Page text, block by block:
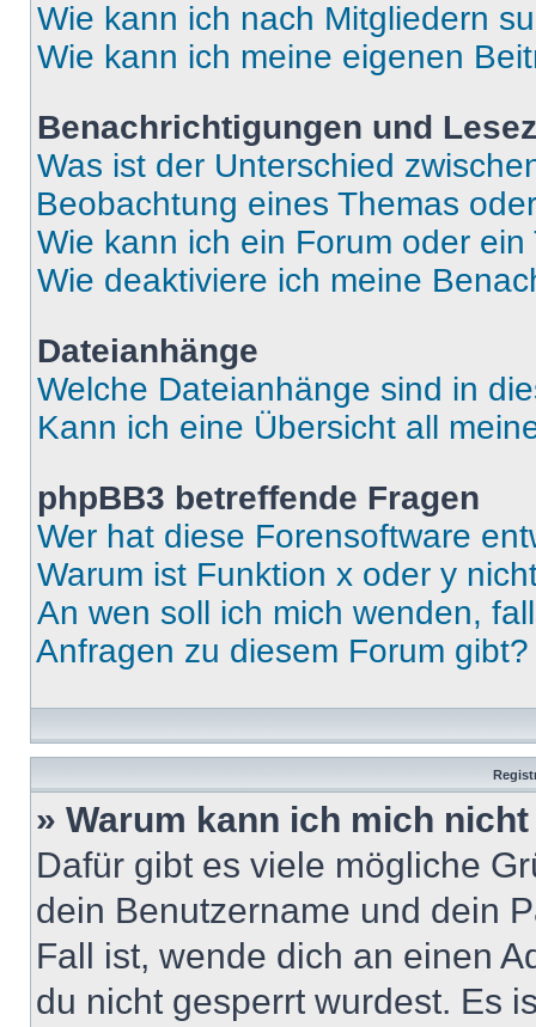
Wie kann ich nach Mitgliedern
Wie kann ich meine eigenen
Benachrichtigungen und
Was ist der Unterschied
Beobachtung eines Themas
Wie kann ich ein Forum oder
Wie deaktiviere ich meine
Dateianhänge
Welche Dateianhänge sind in
Kann ich eine Übersicht all
phpBB3 betreffende Fragen
Wer hat diese Forensoftware
Warum ist Funktion x oder y
An wen soll ich mich wenden,
Anfragen zu diesem Forum gibt?
» Warum kann ich mich
Dafür gibt es viele mögliche
dein Benutzername und dein
Fall ist, wende dich an einen
du nicht gesperrt wurdest. Es